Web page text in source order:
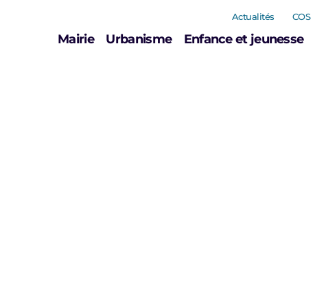
Mairie Urbanisme Enfance et jeunesse
Actualités COS